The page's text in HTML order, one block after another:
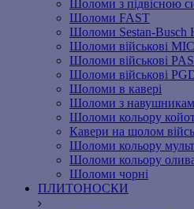
Шоломи з підвісною
Шоломи FAST
Шоломи Sestan-Busch
Шоломи військові
Шоломи військові
Шоломи військові
Шоломи в кавері
Шоломи з
Шоломи кольору
Кавери на шолом
Шоломи кольору
Шоломи кольору
Шоломи чорні
ПЛИТОНОСКИ